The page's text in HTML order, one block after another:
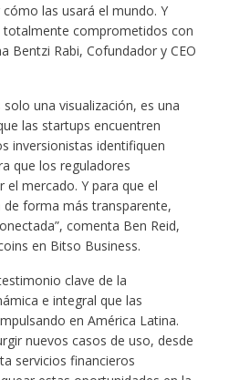
las usará el mundo. Y
comprometidos con
Bentzi Rabi, Cofundador y CEO
solo una visualización, es una
las startups encuentren
inversionistas identifiquen
que los reguladores
mercado. Y para que el
de forma más transparente,
comenta Ben Reid,
en Bitso Business.
clave de la
e integral que las
en América Latina.
nuevos casos de uso, desde
servicios financieros